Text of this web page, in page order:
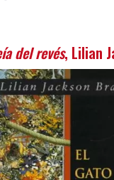
del revés, Lilian